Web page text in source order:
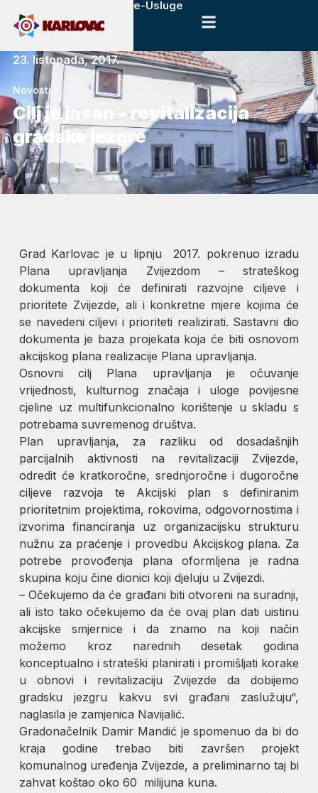
e-Usluge
23. listopada, 2017.
Novosti
Cilj je jasan – revitalizacija
gradske jezgre
Grad Karlovac je u lipnju 2017. pokrenuo izradu
Plana upravljanja Zvijezdom – strateškog
dokumenta koji će definirati razvojne ciljeve i
prioritete Zvijezde, ali i konkretne mjere kojima će
se navedeni ciljevi i prioriteti realizirati. Sastavni dio
dokumenta je baza projekata koja će biti osnovom
akcijskog plana realizacije Plana upravljanja.
Osnovni cilj Plana upravljanja je očuvanje
vrijednosti, kulturnog značaja i uloge povijesne
cjeline uz multifunkcionalno korištenje u skladu s
potrebama suvremenog društva.
Plan upravljanja, za razliku od dosadašnjih
parcijalnih aktivnosti na revitalizaciji Zvijezde,
odredit će kratkoročne, srednjoročne i dugoročne
ciljeve razvoja te Akcijski plan s definiranim
prioritetnim projektima, rokovima, odgovornostima i
izvorima financiranja uz organizacijsku strukturu
nužnu za praćenje i provedbu Akcijskog plana. Za
potrebe provođenja plana oformljena je radna
skupina koju čine dionici koji djeluju u Zvijezdi.
– Očekujemo da će građani biti otvoreni na suradnji,
ali isto tako očekujemo da će ovaj plan dati uistinu
akcijske smjernice i da znamo na koji način
možemo kroz narednih desetak godina
konceptualno i strateški planirati i promišljati korake
u obnovi i revitalizaciju Zvijezde da dobijemo
gradsku jezgru kakvu svi građani zaslužuju“,
naglasila je zamjenica Navijalić.
Gradonačelnik Damir Mandić je spomenuo da bi do
kraja godine trebao biti završen projekt
komunalnog uređenja Zvijezde, a preliminarno taj bi
zahvat koštao oko 60 milijuna kuna.